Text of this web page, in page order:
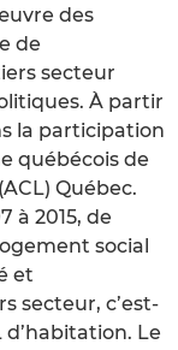
des
de
secteur
À partir
la participation
québécois de
Québec.
à 2015, de
social
et
secteur, c’est-
d’habitation. Le